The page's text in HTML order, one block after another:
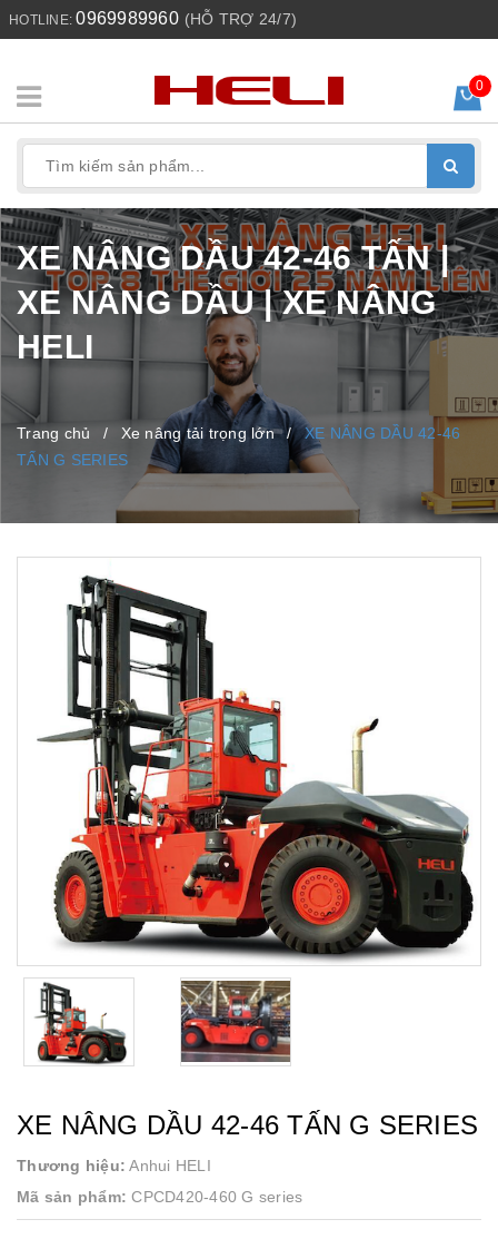
HOTLINE:0969989960 (HỖ TRỢ 24/7)
0
XE NÂNG DẦU 42-46 TẤN |
XE NÂNG DẦU | XE NÂNG
HELI
Trang chủ / Xe nâng tải trọng lớn / XE NÂNG DẦU 42-46
TẤN G SERIES
XE NÂNG DẦU 42-46 TẤN G SERIES
Thương hiệu: Anhui HELI
Mã sản phẩm: CPCD420-460 G series